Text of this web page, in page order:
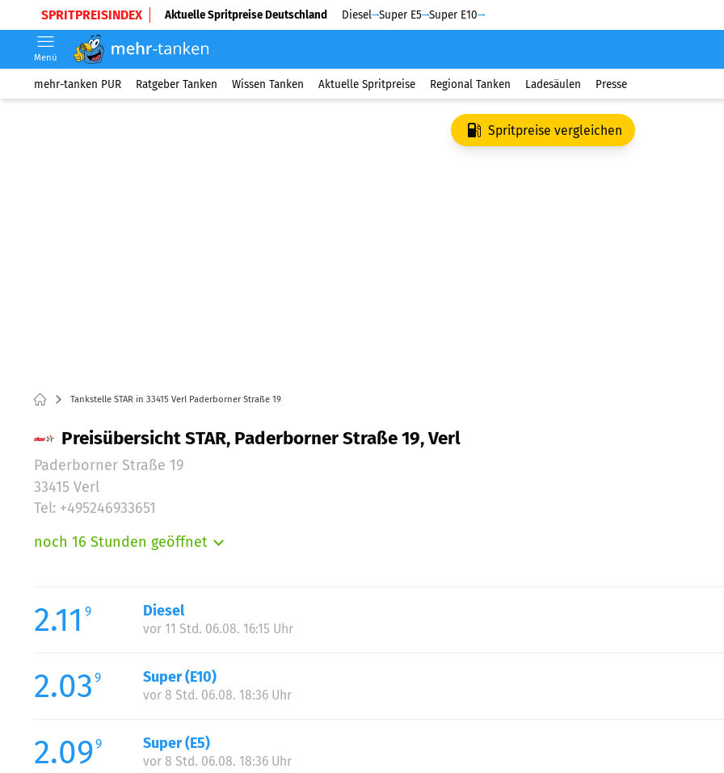
SPRITPREISINDEX Aktuelle Spritpreise Deutschland Diesel Super E5 Super E10
Menü
mehr-tanken PUR Ratgeber Tanken Wissen Tanken Aktuelle Spritpreise Regional Tanken Ladesäulen Presse
Spritpreise vergleichen
Tankstelle STAR in 33415 Verl Paderborner Straße 19
Preisübersicht STAR, Paderborner Straße 19, Verl
Paderborner Straße 19
33415 Verl
Tel: +495246933651
noch 16 Stunden geöffnet
Mittwoch:
Donnerstag:
Samstag:
Sonntag:
2.11 9 Diesel
vor 11 Std. 06.08. 16:15 Uhr
2.03 9 Super (E10)
vor 8 Std. 06.08. 18:36 Uhr
2.099 Super (E5)
vor 8 Std. 06.08. 18:36 Uhr